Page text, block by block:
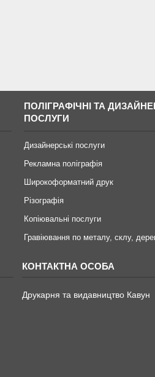
ПОЛІГРАФІЧНІ ТА
ПОСЛУГИ
Дизайнерські послуги
Рекламна поліграфія
Широкоформатний друк
Різографія
Копіювальні послуги
Гравіювання по металу, склу,
Друкарня та видавництво Кавун